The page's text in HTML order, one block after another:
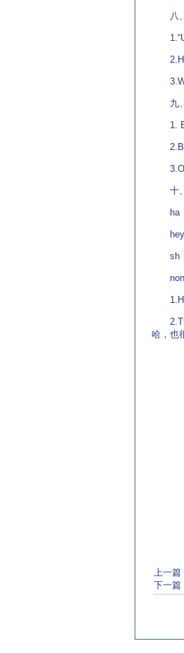
八、
3.We
九、
1.
2.Boy
3.Oh
十、
ha（
hey（
sh（
1.Ha
2.The
哈，也
上一篇
下一篇